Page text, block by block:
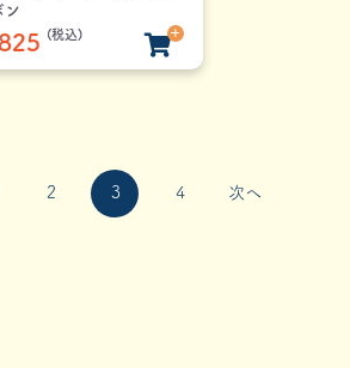
ン
(税込)
2 3 4 次へ